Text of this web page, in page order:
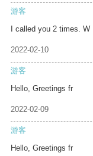
游客
I called you 2 times. W
2022-02-10
游客
Hello, Greetings fr
2022-02-09
游客
Hello, Greetings fr